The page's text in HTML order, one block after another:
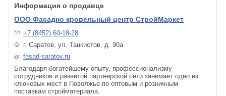
Информация о продавце
ООО Фасадно кровельный центр СтройМаркет
+7 (8452) 60-18-28
г. Саратов, ул. Танкистов, д. 90а
fasad-saratov.ru
Благодаря богатейшему опыту, профессионализму
сотрудников и развитой партнерской сети занимает одно из
ключевых мест в Поволжье по оптовым и розничным
поставкам стройматериала.